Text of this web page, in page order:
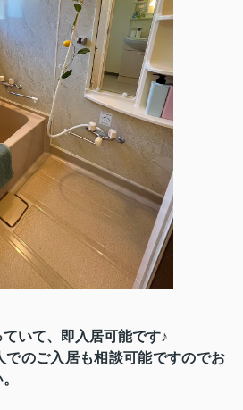
いて、即入居可能です♪
でのご入居も相談可能ですのでお